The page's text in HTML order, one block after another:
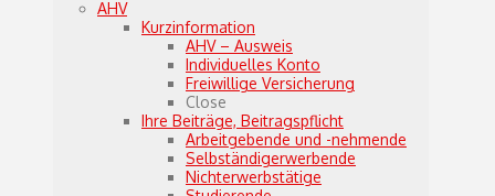
AHV
Kurzinformation
AHV – Ausweis
Individuelles Konto
Freiwillige Versicherung
Close
Ihre Beiträge, Beitragspflicht
Arbeitgebende und -nehmende
Selbständigerwerbende
Nichterwerbstätige